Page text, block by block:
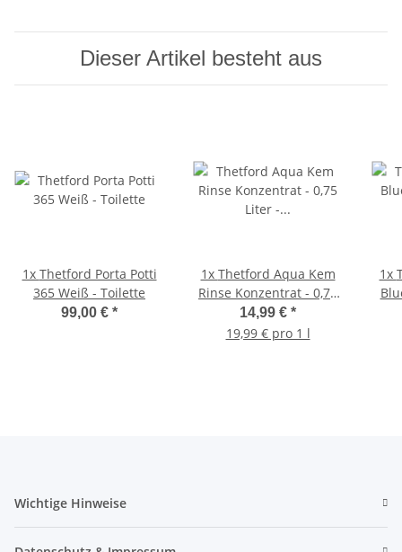
Dieser Artikel besteht aus
1x Thetford Porta Potti
365 Weiß - Toilette
99,00 € *
1x Thetford Aqua Kem
Rinse Konzentrat - 0,75
Liter - Sanitärflüssigkeit
14,99 € *
19,99 € pro 1 l
1x
Wichtige Hinweise